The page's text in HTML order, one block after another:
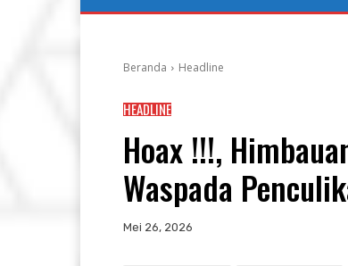
Beranda Headline
HEADLINE
Hoax !!!,
Waspada
Mei 26, 2026